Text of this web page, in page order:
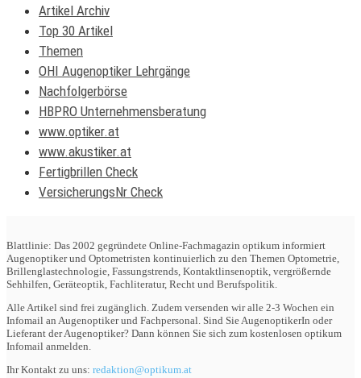
Artikel Archiv
Top 30 Artikel
Themen
OHI Augenoptiker Lehrgänge
Nachfolgerbörse
HBPRO Unternehmensberatung
www.optiker.at
www.akustiker.at
Fertigbrillen Check
VersicherungsNr Check
Blattlinie: Das 2002 gegründete Online-Fachmagazin optikum informiert
Augenoptiker und Optometristen kontinuierlich zu den Themen Optometrie,
Brillenglastechnologie, Fassungstrends, Kontaktlinsenoptik, vergrößernde
Sehhilfen, Geräteoptik, Fachliteratur, Recht und Berufspolitik.
Alle Artikel sind frei zugänglich. Zudem versenden wir alle 2-3 Wochen ein
Infomail an Augenoptiker und Fachpersonal. Sind Sie AugenoptikerIn oder
Lieferant der Augenoptiker? Dann können Sie sich zum kostenlosen optikum
Infomail anmelden.
Ihr Kontakt zu uns: redaktion@optikum.at